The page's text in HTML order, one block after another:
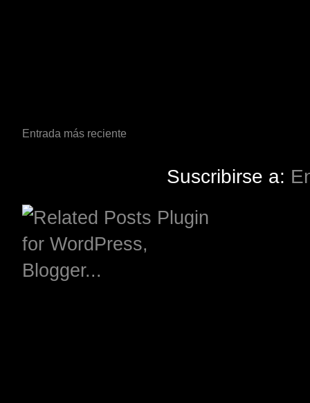
Entrada más reciente
Suscribirse a: